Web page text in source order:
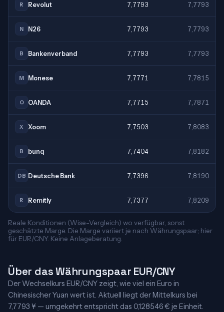
R Revolut 7,7793 7,7793
N N26 7,7793 7,7793
B Bankenverband 7,7793 7,7793
M Monese 7,7771 7,7815
O OANDA 7,7715 7,7871
X Xoom 7,7503 7,8083
B bunq 7,7404 7,8182
DB Deutsche Bank 7,7396 7,8190
R Remitly 7,7377 7,8209
Reale Konditionen (Wise-Vergleich) wo verfügbar, sonst
geschätzte Marge. Die Marge variiert je nach Währungspaar; hier
für EUR/CNY. Keine Anlageberatung.
Über das Währungspaar EUR/CNY
Der Wechselkurs EUR/CNY zeigt, wie viel ein Euro in
Chinesischer Yuan wert ist. Aktuell liegt der Mittelkurs bei
7,7793 ¥ — umgekehrt entspricht das 0,128546 € je Einheit.